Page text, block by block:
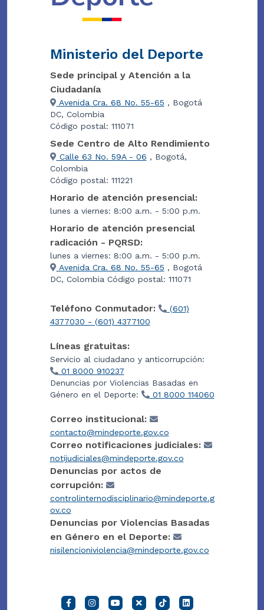
Ministerio del Deporte
Sede principal y Atención a la
Ciudadanía
Avenida Cra. 68 No. 55-65 , Bogotá
DC, Colombia
Código postal: 111071
Sede Centro de Alto Rendimiento
Calle 63 No. 59A - 06 , Bogotá,
Colombia
Código postal: 111221
Horario de atención presencial:
lunes a viernes: 8:00 a.m. - 5:00 p.m.
Horario de atención presencial
radicación - PQRSD:
lunes a viernes: 8:00 a.m. - 5:00 p.m.
Avenida Cra. 68 No. 55-65 , Bogotá
DC, Colombia Código postal: 111071
Teléfono Conmutador:
(601)
4377030 - (601) 4377100
Líneas gratuitas:
Servicio al ciudadano y anticorrupción:
01 8000 910237
Denuncias por Violencias Basadas en
Género en el Deporte:
01 8000 114060
Correo institucional:
contacto@mindeporte.gov.co
Correo notificaciones judiciales:
notijudiciales@mindeporte.gov.co
Denuncias por actos de
corrupción:
controlinternodisciplinario@mindeporte.g
ov.co
Denuncias por Violencias Basadas
en Género en el Deporte:
nisilencioniviolencia@mindeporte.gov.co